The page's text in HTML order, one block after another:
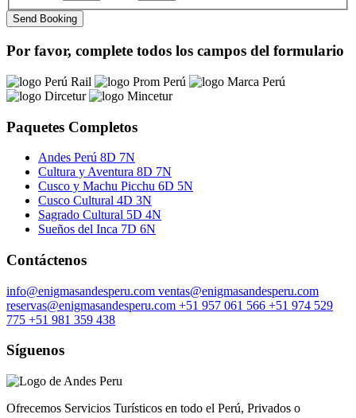
Send Booking
Por favor, complete todos los campos del formulario
Paquetes Completos
Andes Perú 8D 7N
Cultura y Aventura 8D 7N
Cusco y Machu Picchu 6D 5N
Cusco Cultural 4D 3N
Sagrado Cultural 5D 4N
Sueños del Inca 7D 6N
Contáctenos
info@enigmasandesperu.com ventas@enigmasandesperu.com
reservas@enigmasandesperu.com +51 957 061 566 +51 974 529
775 +51 981 359 438
Síguenos
Ofrecemos Servicios Turísticos en todo el Perú, Privados o